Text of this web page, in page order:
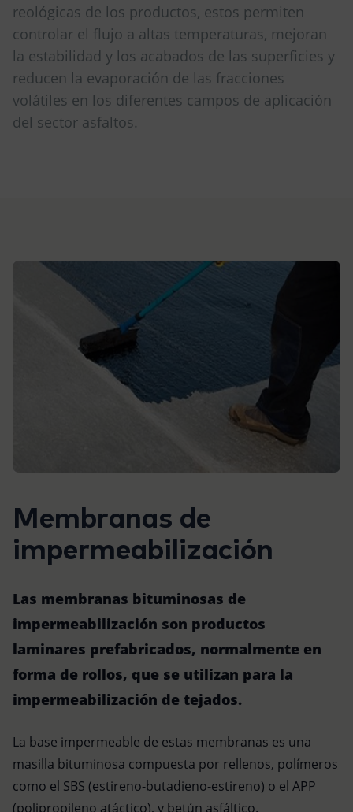
reológicas de los productos, estos permiten
controlar el flujo a altas temperaturas, mejoran
la estabilidad y los acabados de las superficies y
reducen la evaporación de las fracciones
volátiles en los diferentes campos de aplicación
del sector asfaltos.
Membranas de
impermeabilización
Las membranas bituminosas de
impermeabilización son productos
laminares prefabricados, normalmente en
forma de rollos, que se utilizan para la
impermeabilización de tejados.
La base impermeable de estas membranas es una
masilla bituminosa compuesta por rellenos, polímeros
como el SBS (estireno-butadieno-estireno) o el APP
(polipropileno atáctico), y betún asfáltico.